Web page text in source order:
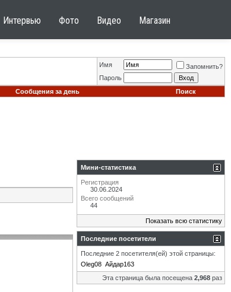
Интервью Фото Видео Магазин
Имя
Запомнить?
Пароль
Сообщения за день Поиск
Мини-статистика
Регистрация
30.06.2024
Всего сообщений
44
Показать всю статистику
Последние посетители
Последние 2 посетителя(ей) этой страницы:
Oleg08 Айдар163
Эта страница была посещена 2,968 раз